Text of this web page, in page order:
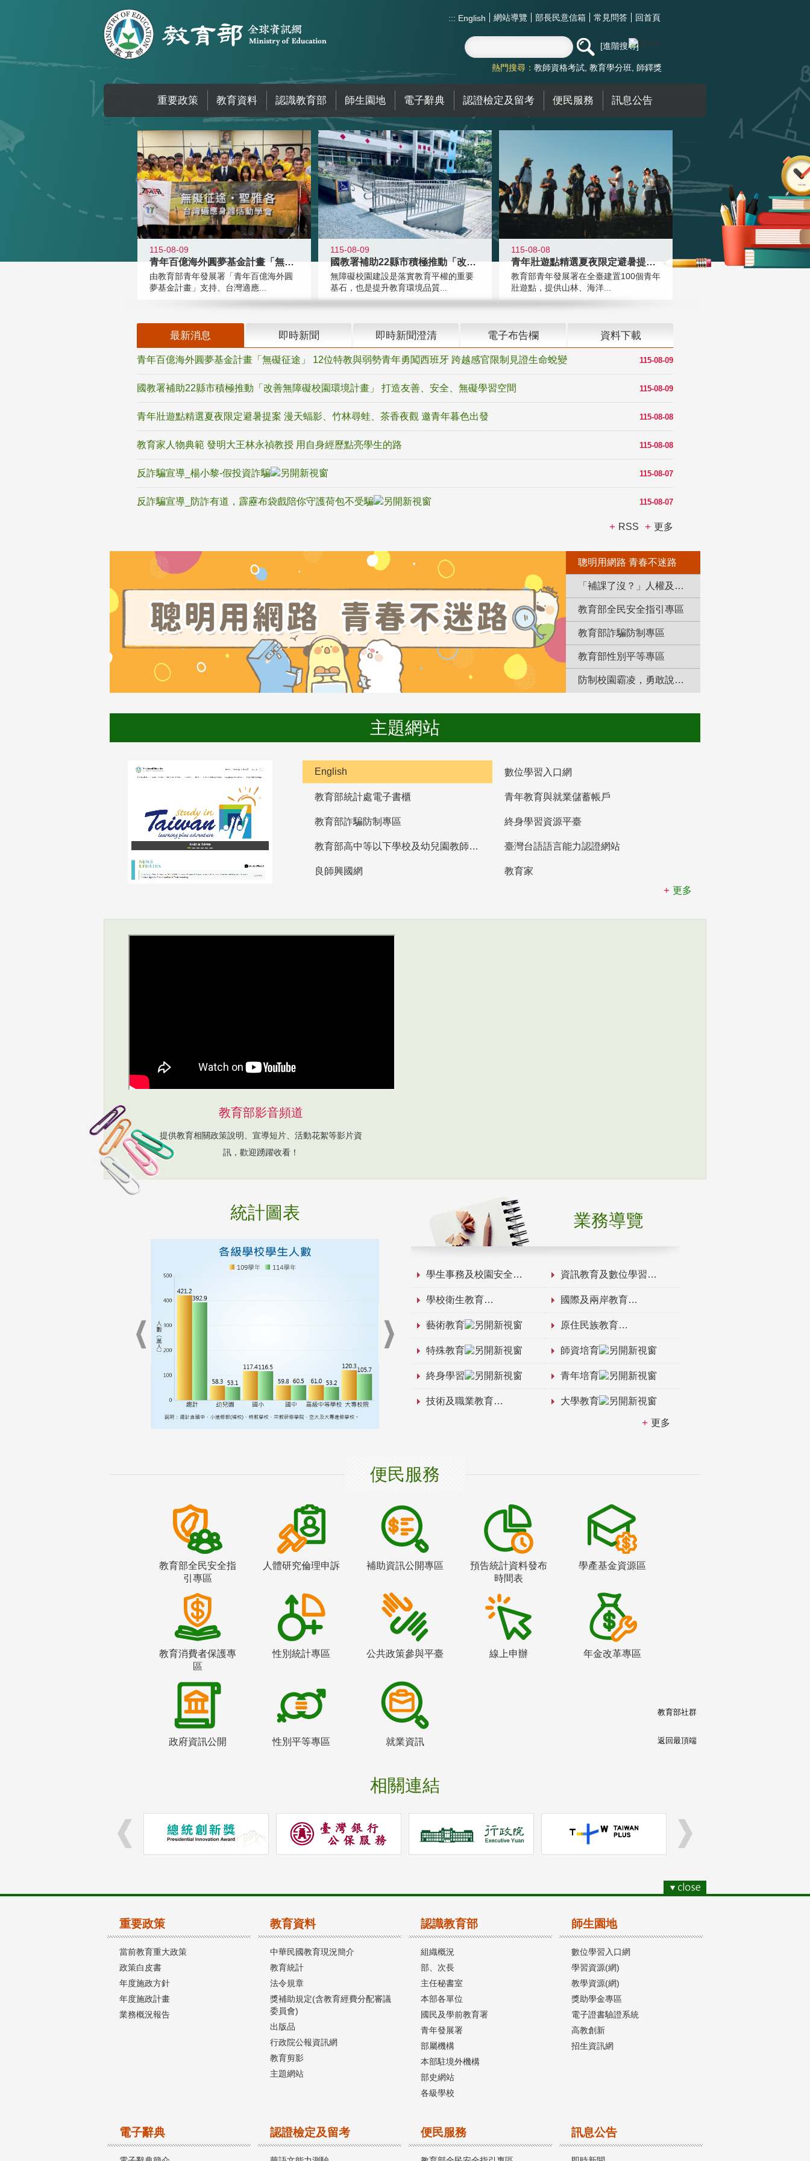
::: English 網站導覽 部長民意信箱 常見問答 回首頁
進階搜尋
熱門搜尋： 教師資格考試 教育學分班 師鐸獎
重要政策 教育資料 認識教育部 師生園地 電子辭典 認證檢定及留考 便民服務 訊息公告
:::
115-08-09
青年百億海外圓夢基金計畫「無礙征途
由教育部青年發展署「青年百億海外圓
夢基金計畫」支持、台灣適應...
115-08-09
國教署補助22縣市積極推動「改善無
無障礙校園建設是落實教育平權的重要
基石，也是提升教育環境品質...
115-08-08
青年壯遊點精選夏夜限定避暑提案 漫
教育部青年發展署在全臺建置100個青年
壯遊點，提供山林、海洋...
最新消息 即時新聞 即時新聞澄清 電子布告欄 資料下載
115-08-09
青年百億海外圓夢基金計畫「無礙征途」 12位特教與弱勢青年勇闖西班牙 跨越感官限制見證生命蛻變
115-08-09
國教署補助22縣市積極推動「改善無障礙校園環境計畫」 打造友善、安全、無礙學習空間
115-08-08
青年壯遊點精選夏夜限定避暑提案 漫天蝠影、竹林尋蛙、茶香夜觀 邀青年暮色出發
115-08-08
教育家人物典範 發明大王林永禎教授 用自身經歷點亮學生的路
115-08-07
反詐騙宣導_楊小黎-假投資詐騙
115-08-07
反詐騙宣導_防詐有道，霹靂布袋戲陪你守護荷包不受騙
RSS 更多
聰明用網路 青春不迷路
「補課了沒？」人權及轉型正義教育專區
教育部全民安全指引專區
教育部詐騙防制專區
教育部性別平等專區
防制校園霸凌，勇敢說出來！
主題網站
English 數位學習入口網
教育部統計處電子書櫃 青年教育與就業儲蓄帳戶
教育部詐騙防制專區 終身學習資源平臺
教育部高中等以下學校及幼兒園教師資格檢定考試 臺灣台語語言能力認證網站
良師興國網
教育家
更多
教育部影音頻道
提供教育相關政策說明、宣導短片、活動花絮等影片資
訊，歡迎踴躍收看！
統計圖表 業務導覽
學生事務及校園安全 資訊教育及數位學習
學校衛生教育 國際及兩岸教育
藝術教育 原住民族教育
特殊教育 師資培育
終身學習 青年培育
技術及職業教育 大學教育
更多
便民服務
教育部全民安全指
引專區
人體研究倫理申訴 補助資訊公開專區
預告統計資料發布
時間表
學產基金資源區
教育消費者保護專
區
性別統計專區 公共政策參與平臺 線上申辦 年金改革專區
政府資訊公開 性別平等專區 就業資訊
相關連結
教育部社群
返回最頂端
重要政策
當前教育重大政策
政策白皮書
年度施政方針
年度施政計畫
業務概況報告
教育資料
中華民國教育現況簡介
教育統計
法令規章
獎補助規定(含教育經費分配審議
委員會)
出版品
行政院公報資訊網
教育剪影
主題網站
認識教育部
組織概況
部、次長
主任秘書室
本部各單位
國民及學前教育署
青年發展署
部屬機構
本部駐境外機構
部史網站
各級學校
師生園地
數位學習入口網
學習資源(網)
教學資源(網)
獎助學金專區
電子證書驗證系統
高教創新
招生資訊網
電子辭典 認證檢定及留考 便民服務 訊息公告